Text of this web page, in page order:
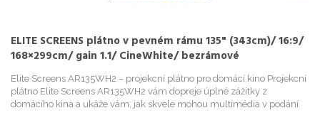
ELITE SCREENS plátno v pevném rámu 135" (343cm)/ 16:9/
168×299cm/ gain 1.1/ CineWhite/ bezrámové
Elite Screens AR135WH2 – projekcní plátno pro domácí kino Projekcní
plátno Elite Screens AR135WH2 vám dopreje úplné zážitky z
domácího kina a ukáže vám, jak skvele mohou multimédia v podání